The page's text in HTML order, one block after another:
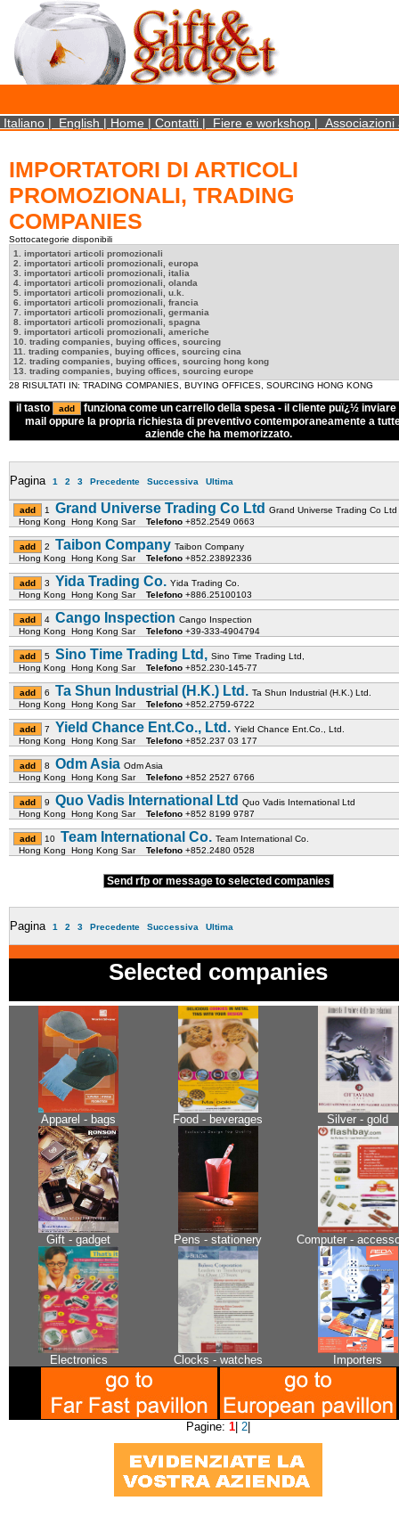
We use cookies on this website. By using this site, you agree that we may store and
statistical data does not identify any personal details whatsoever. More Info? http://
Close
Italiano | English | Home | Contatti | Fiere e workshop | Associazioni
IMPORTATORI DI ARTICOLI
PROMOZIONALI, TRADING
COMPANIES
Sottocategorie disponibili
1. importatori articoli promozionali
2. importatori articoli promozionali, europa
3. importatori articoli promozionali, italia
4. importatori articoli promozionali, olanda
5. importatori articoli promozionali, u.k.
6. importatori articoli promozionali, francia
7. importatori articoli promozionali, germania
8. importatori articoli promozionali, spagna
9. importatori articoli promozionali, americhe
10. trading companies, buying offices, sourcing
11. trading companies, buying offices, sourcing cina
12. trading companies, buying offices, sourcing hong kong
13. trading companies, buying offices, sourcing europe
28 RISULTATI IN: TRADING COMPANIES, BUYING OFFICES, SOURCING HONG KONG
il tasto
funziona come un carrello della spesa - il cliente puï¿½ inviare
mail oppure la propria richiesta di preventivo contemporaneamente a
aziende che ha memorizzato.
Pagina 1 2 3 Precedente Successiva Ultima
1 Grand Universe Trading Co Ltd
Grand Universe Trading Co Ltd
Hong Kong Hong Kong Sar Telefono +852.2549 0663
2 Taibon Company Taibon Company
Hong Kong Hong Kong Sar Telefono +852.23892336
3 Yida Trading Co. Yida Trading Co.
Hong Kong Hong Kong Sar Telefono +886.25100103
4 Cango Inspection Cango Inspection
Hong Kong Hong Kong Sar Telefono +39-333-4904794
5 Sino Time Trading Ltd, Sino Time Trading Ltd,
Hong Kong Hong Kong Sar Telefono +852.230-145-77
6 Ta Shun Industrial (H.K.) Ltd. Ta Shun Industrial (H.K.) Ltd.
Hong Kong Hong Kong Sar Telefono +852.2759-6722
7 Yield Chance Ent.Co., Ltd. Yield Chance Ent.Co., Ltd.
Hong Kong Hong Kong Sar Telefono +852.237 03 177
8 Odm Asia Odm Asia
Hong Kong Hong Kong Sar Telefono +852 2527 6766
9 Quo Vadis International Ltd
Quo Vadis International Ltd
Hong Kong Hong Kong Sar Telefono +852 8199 9787
10 Team International Co. Team International Co.
Hong Kong Hong Kong Sar Telefono +852.2480 0528
Send rfp or message to selected companies
Pagina 1 2 3 Precedente Successiva Ultima
Selected companies
Apparel - bags Food - beverages Silver - gold
Gift - gadget Pens - stationery Computer -
Electronics Clocks - watches Importers
Pagine: 1 2